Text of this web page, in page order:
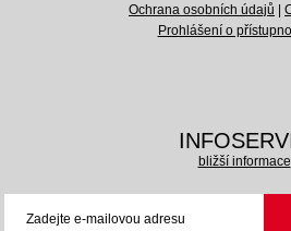
Ochrana osobních údajů |
Prohlášení o
bližší informace